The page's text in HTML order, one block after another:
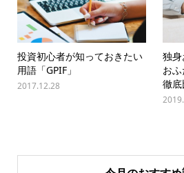
投資初心者が知っておきたい
用語「GPIF」
2017.12.28
独
お
徹